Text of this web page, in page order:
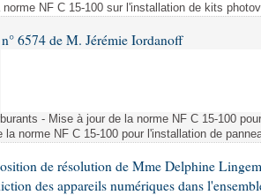
norme NF C 15-100 sur l'installation de kits
6574 de M. Jérémie Iordanoff
- Mise à jour de la norme NF C 15-100
la norme NF C 15-100 pour l'installation de
de résolution de Mme Delphine
des appareils numériques dans